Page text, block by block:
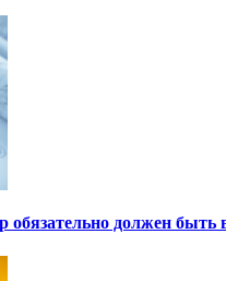
должен быть